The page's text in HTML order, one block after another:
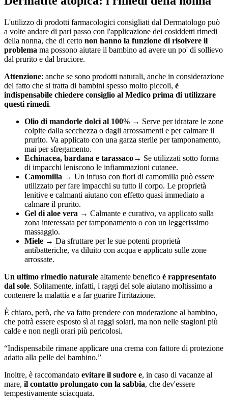
L'utilizzo di prodotti farmacologici consigliati dal Dermatologo può
a volte andare di pari passo con l'applicazione dei cosiddetti rimedi
della nonna, che di certo non hanno la funzione di risolvere il
problema ma possono aiutare il bambino ad avere un po' di sollievo
dal prurito e dal bruciore.
Attenzione: anche se sono prodotti naturali, anche in considerazione
del fatto che si tratta di bambini spesso molto piccoli, è
indispensabile chiedere consiglio al Medico prima di utilizzare
questi rimedi.
Olio di mandorle dolci al 100% → Serve per idratare le zone
colpite dalla secchezza o dagli arrossamenti e per calmare il
prurito. Va applicato con una garza sterile per tamponamento,
mai per sfregamento.
Echinacea, bardana e tarassaco→ Se utilizzati sotto forma
di impacchi leniscono le infiammazioni cutanee.
Camomilla → Un infuso con fiori di camomilla può essere
utilizzato per fare impacchi su tutto il corpo. Le proprietà
lenitive e calmanti aiutano con effetto quasi immediato a
calmare il prurito.
Gel di aloe vera → Calmante e curativo, va applicato sulla
zona interessata per tamponamento o con un leggerissimo
massaggio.
Miele → Da sfruttare per le sue potenti proprietà
antibatteriche, va diluito con acqua e applicato sulle zone
arrossate.
Un ultimo rimedio naturale altamente benefico è rappresentato
dal sole. Solitamente, infatti, i raggi del sole aiutano moltissimo a
contenere la malattia e a far guarire l'irritazione.
È chiaro, però, che va fatto prendere con moderazione al bambino,
che potrà essere esposto sì ai raggi solari, ma non nelle stagioni più
calde e non negli orari più pericolosi.
“Indispensabile rimane applicare una crema con fattore di protezione
adatto alla pelle del bambino.”
Inoltre, è raccomandato evitare il sudore e, in caso di vacanze al
mare, il contatto prolungato con la sabbia, che dev'essere
tempestivamente sciacquata.